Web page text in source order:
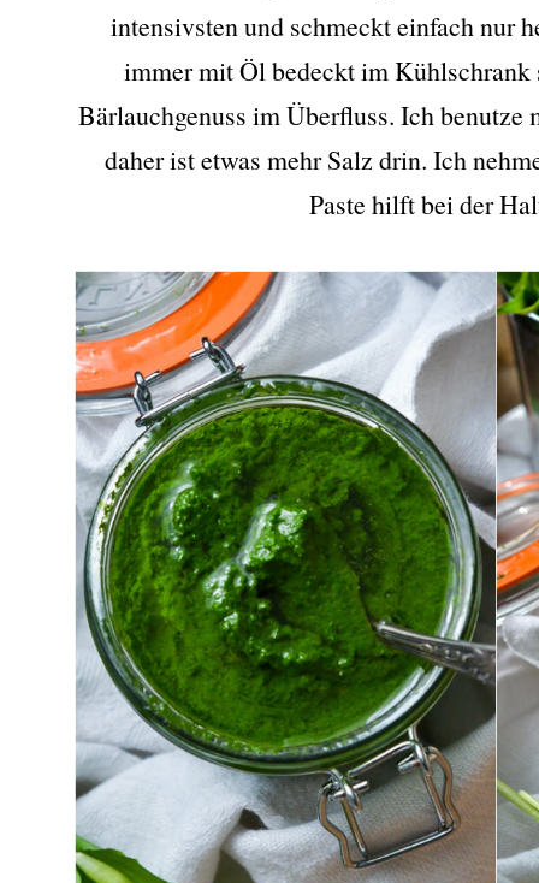
intensivsten und schmeckt einfach nur
immer mit Öl bedeckt im Kühlschrank
Bärlauchgenuss im Überfluss. Ich benutze
daher ist etwas mehr Salz drin. Ich
Paste hilft bei der